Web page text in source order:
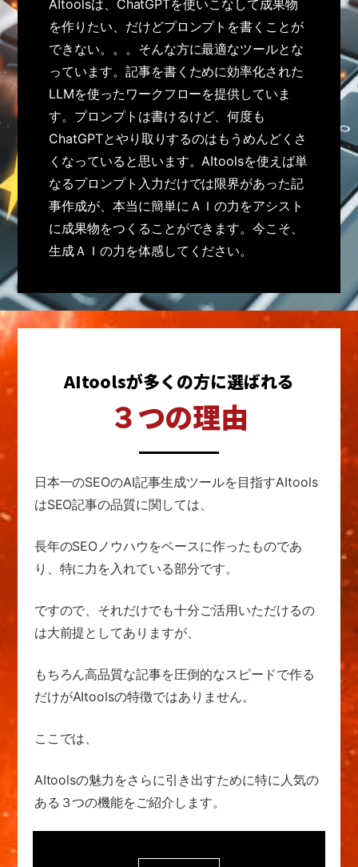
AItoolsは、ChatGPTを使いこなして成果物
を作りたい、だけどプロンプトを書くことが
できない。。。そんな方に最適なツールとな
っています。記事を書くために効率化された
LLMを使ったワークフローを提供していま
す。プロンプトは書けるけど、何度も
ChatGPTとやり取りするのはもうめんどくさ
くなっていると思います。AItoolsを使えば単
なるプロンプト入力だけでは限界があった記
事作成が、本当に簡単にＡＩの力をアシスト
に成果物をつくることができます。今こそ、
生成ＡＩの力を体感してください。
AItoolsが多くの方に選ばれる
３つの理由
日本一のSEOのAI記事生成ツールを目指すAItools
はSEO記事の品質に関しては、
長年のSEOノウハウをベースに作ったものであ
り、 特に力を入れている部分です。
ですので、それだけでも十分ご活用いただけるの
は大前提としてありますが、
もちろん高品質な記事を圧倒的なスピードで作る
だけがAItoolsの特徴ではありません。
ここでは、
AItoolsの魅力をさらに引き出すために特に人気の
ある ３つの機能をご紹介します。